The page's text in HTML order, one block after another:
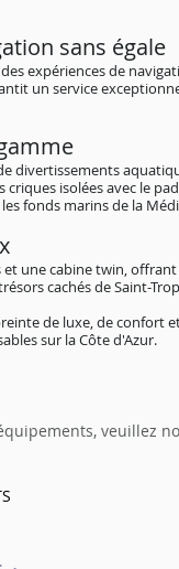
sans égale
expériences de
un service
divertissements
isolées avec le
fonds marins de la
une cabine twin,
cachés de Saint-
de luxe, de confort
sur la Côte d'Azur.
veuillez